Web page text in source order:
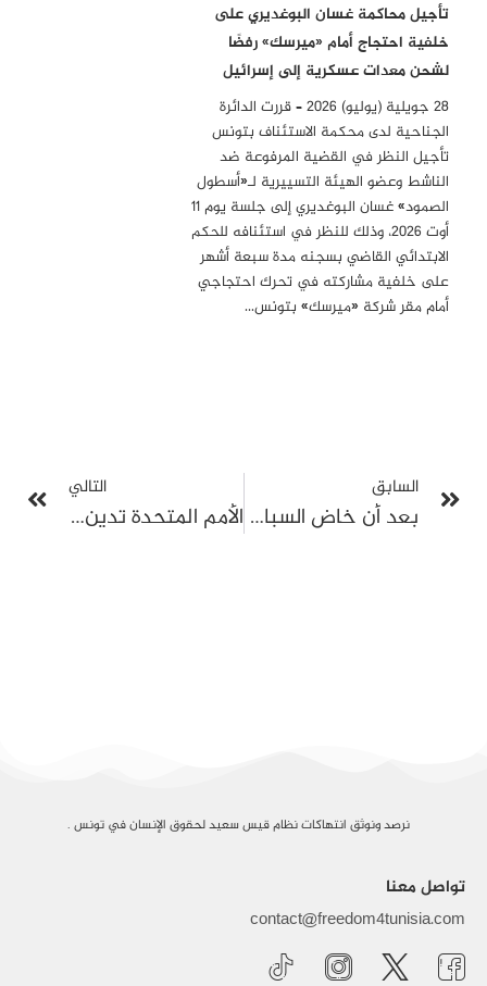
تأجيل محاكمة غسان البوغديري على
خلفية احتجاج أمام «ميرسك» رفضًا
لشحن معدات عسكرية إلى إسرائيل
28 جويلية (يوليو) 2026 – قررت الدائرة
الجناحية لدى محكمة الاستئناف بتونس
تأجيل النظر في القضية المرفوعة ضد
الناشط وعضو الهيئة التسييرية لـ«أسطول
الصمود» غسان البوغديري إلى جلسة يوم 11
أوت 2026، وذلك للنظر في استئنافه للحكم
الابتدائي القاضي بسجنه مدة سبعة أشهر
على خلفية مشاركته في تحرك احتجاجي
أمام مقر شركة «ميرسك» بتونس…
السابق
بعد أن خاض السباق الانتخابي في سجنه، العياشي زمال يواجه أحكامًا جديدة
التالي
الأمم المتحدة تدين تصاعد القمع في تونس
نرصد ونوثق انتهاكات نظام قيس سعيد لحقوق الإنسان في تونس .
تواصل معنا
contact@freedom4tunisia.com